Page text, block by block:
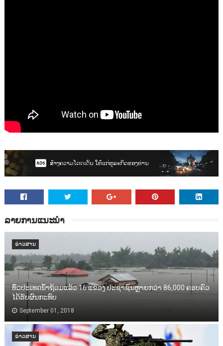
ລາຍການແນະນຳ
ຂ່າວສານ
ທົ່ວປະເທດນ້ຳຖ້ວມແລ້ວ 16 ແຂວງ ປະຊາຊົນຫຼາຍກວ່າ 86,000​ ຄອບຄົວ
ໄດ້ຮັບຜົນກະທົບ
September 01, 2018
ຂ່າວສານ